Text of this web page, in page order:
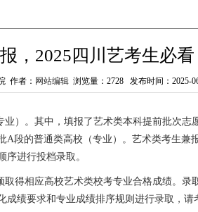
，2025四川艺考生必看
作者： 网站编辑浏览量： 2728发布时间：2025-
业）。其中，填报了艺术类本科提前批次志
段的普通类高校（专业）。艺术类考生兼
序进行投档录取。
得相应高校艺术类校考专业合格成绩。录
绩要求和专业成绩排序规则进行录取，请